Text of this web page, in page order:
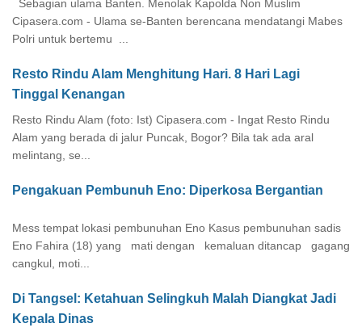
Sebagian ulama Banten. Menolak Kapolda Non Muslim
Cipasera.com - Ulama se-Banten berencana mendatangi Mabes
Polri untuk bertemu ...
Resto Rindu Alam Menghitung Hari. 8 Hari Lagi
Tinggal Kenangan
Resto Rindu Alam (foto: Ist) Cipasera.com - Ingat Resto Rindu
Alam yang berada di jalur Puncak, Bogor? Bila tak ada aral
melintang, se...
Pengakuan Pembunuh Eno: Diperkosa Bergantian
Mess tempat lokasi pembunuhan Eno Kasus pembunuhan sadis
Eno Fahira (18) yang mati dengan kemaluan ditancap gagang
cangkul, moti...
Di Tangsel: Ketahuan Selingkuh Malah Diangkat Jadi
Kepala Dinas